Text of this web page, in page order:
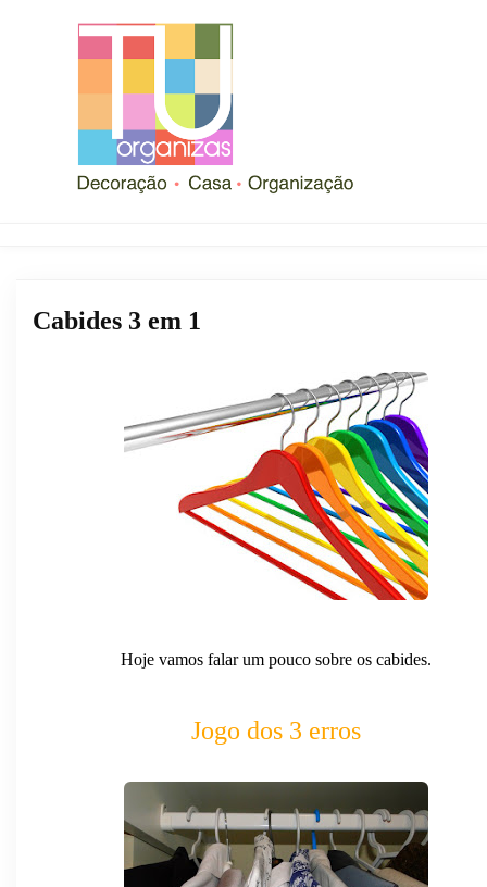
Cabides 3 em 1
Hoje vamos falar um pouco sobre os cabides.
Jogo dos 3 erros